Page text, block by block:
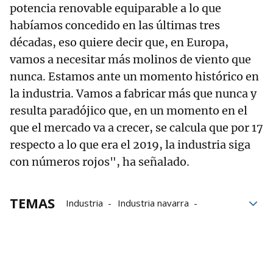
potencia renovable equiparable a lo que
habíamos concedido en las últimas tres
décadas, eso quiere decir que, en Europa,
vamos a necesitar más molinos de viento que
nunca. Estamos ante un momento histórico en
la industria. Vamos a fabricar más que nunca y
resulta paradójico que, en un momento en el
que el mercado va a crecer, se calcula que por 17
respecto a lo que era el 2019, la industria siga
con números rojos", ha señalado.
TEMAS Industria
Industria navarra